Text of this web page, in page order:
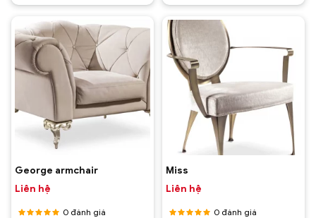
Được
55 sao
Được
xếp hạng
55 sao
George armchair
Liên hệ
0 đánh giá
Miss
Liên hệ
0 đánh giá